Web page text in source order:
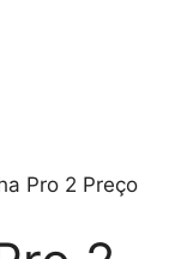
Pro 2 Preço